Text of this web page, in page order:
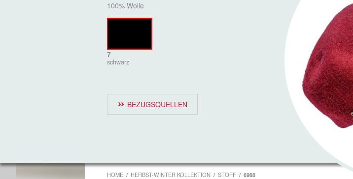
100% Wolle
7
schwarz
BEZUGSQUELLEN
HOME HERBST-WINTER KOLLEKTION STOFF 6988